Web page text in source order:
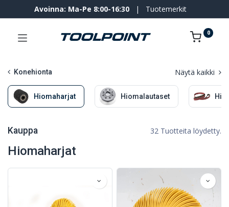
Avoinna: Ma-Pe 8:00-16:30 | Tuotemerkit
0
Konehionta Näytä kaikki
Hiomaharjat Hiomalautaset
Kauppa 32 Tuotteita löydetty.
Hiomaharjat